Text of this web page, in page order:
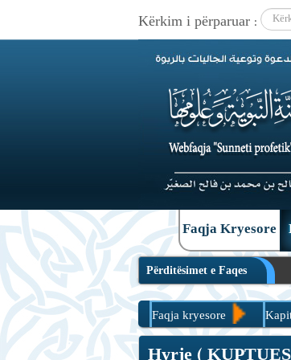
Kërkim i përparuar :
Faqja Kryesore
Përditësimet e Faqes
Faqja kryesore
Hyrje (